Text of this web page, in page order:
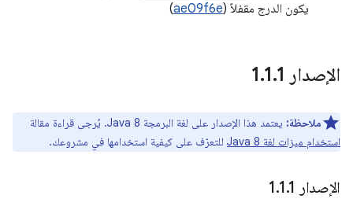
يكون الدرج مقفلاً (ae09f6e
)
الإصدار 1 .1.1
ملاحظة: يعتمد هذا الإصدار على لغة البرمجة Java 8. يُرجى قراءة مقالة
استخدام ميزات لغة Java 8
للتعرّف على كيفية استخدامها في مشروعك.
الإصدار 1 .1.1